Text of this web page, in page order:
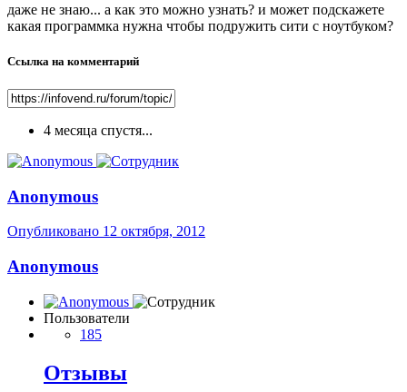
даже не знаю... а как это можно узнать? и может подскажете
какая программка нужна чтобы подружить сити с ноутбуком?
Ссылка на комментарий
4 месяца спустя...
Anonymous
Опубликовано 12 октября, 2012
Anonymous
Пользователи
185
Отзывы